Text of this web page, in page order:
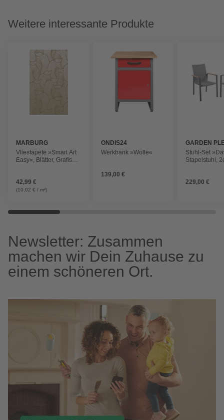
Weitere interessante Produkte
MARBURG
Vliestapete »Smart Art
Easy«, Blätter, Grafisch,
42,99 €
(10,02 € / m²)
ONDIS24
Werkbank »Wolle«
139,00 €
GARDEN
Stuhl-Set
Stapelstuhl,
229,00 €
Newsletter: Zusammen
machen wir Dein Zuhause zu
einem schöneren Ort.